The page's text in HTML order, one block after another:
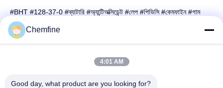
#BHT #128-37-0 #ব্যাটারি #অ্যান্টিঅক্সিডেন্ট #লেপ #পিভিসি #কেমফাইন #গাম
#চিসোসিজারস12
Chemfine
4:01 AM
Good day, what product are you looking for?